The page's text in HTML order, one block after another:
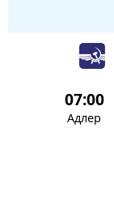
07:00
Адлер